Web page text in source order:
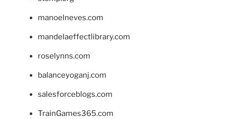
manoelneves.com
mandelaeffectlibrary.com
roselynns.com
balanceyoganj.com
salesforceblogs.com
TrainGames365.com